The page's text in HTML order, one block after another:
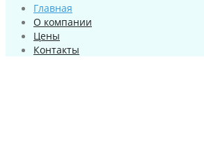
Главная
О компании
Цены
Контакты